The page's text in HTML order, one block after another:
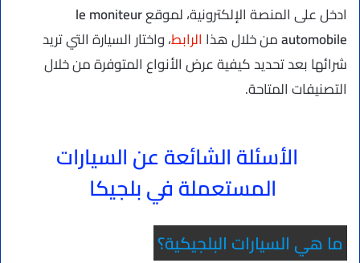
ادخل على المنصة الإلكترونية، لموقعle moniteur
automobileمن خلال هذا الرابط، واختار السيارة التي تريد
شرائها بعد تحديد كيفية عرض الأنواع المتوفرة من خلال
التصنيفات المتاحة.
الأسئلة الشائعة عن السيارات
المستعملة في بلجيكا
ما هي السيارات البلجيكية؟